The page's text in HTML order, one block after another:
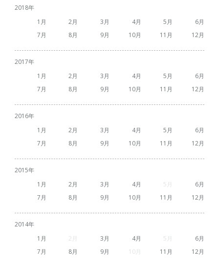
2018
1
2 3 4 5
6
7
8 9 10 11 12
2017
1
2 3 4 5
6
7
8 9 10 11 12
2016
1
2 3 4 5
6
7
8 9 10 11 12
2015
1
2 3 4 5
6
7
8 9 10 11 12
2014
1
2 3 4 5
6
7
8 9 10 11 12